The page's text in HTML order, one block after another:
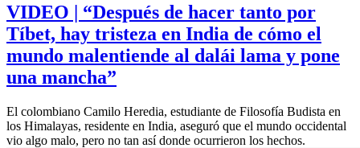
VIDEO | “Después de hacer tanto por
Tíbet, hay tristeza en India de cómo el
mundo malentiende al dalái lama y pone
una mancha”
El colombiano Camilo Heredia, estudiante de Filosofía Budista en
los Himalayas, residente en India, aseguró que el mundo occidental
vio algo malo, pero no tan así donde ocurrieron los hechos.